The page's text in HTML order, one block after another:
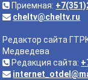
Приемная:
cheltv@cheltv.ru
Редактор сайта
Медведева
Редакция сайта: